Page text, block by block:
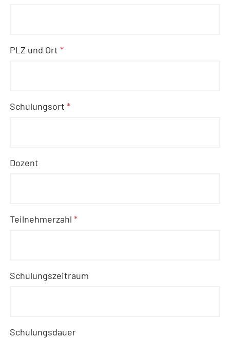
PLZ und Ort*
Schulungsort*
Dozent
Teilnehmerzahl*
Schulungszeitraum
Schulungsdauer